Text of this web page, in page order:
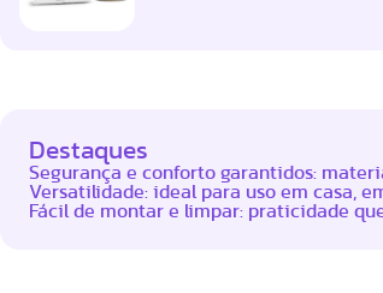
Destaques
Segurança e conforto garantidos:
Versatilidade: ideal para uso em casa,
Fácil de montar e limpar: praticidade